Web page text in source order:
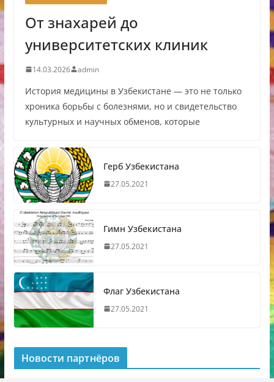
От знахарей до
университетских клиник
14.03.2026 admin
История медицины в Узбекистане — это не только
хроника борьбы с болезнями, но и свидетельство
культурных и научных обменов, которые
Герб Узбекистана
27.05.2021
Гимн Узбекистана
27.05.2021
Флаг Узбекистана
27.05.2021
Новости партнёров